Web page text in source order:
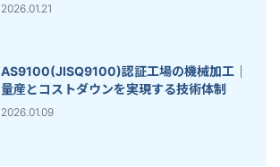
2026.01.21
AS9100(JISQ9100)認証工場の機械加工｜
量産とコストダウンを実現する技術体制
2026.01.09